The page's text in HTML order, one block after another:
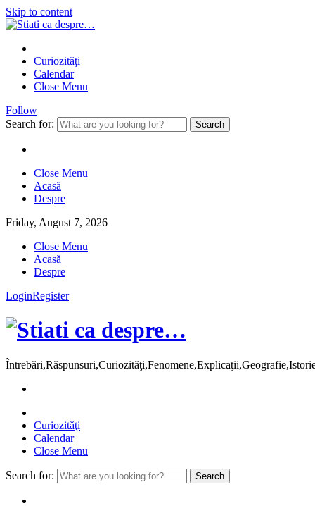
Skip to content
Curiozităţi
Calendar
Close Menu
Follow
Search for:
Close Menu
Acasă
Despre
Friday, August 7, 2026
Close Menu
Acasă
Despre
LoginRegister
Curiozităţi
Calendar
Close Menu
Search for: